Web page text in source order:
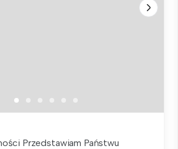
Przedstawiam Państwu